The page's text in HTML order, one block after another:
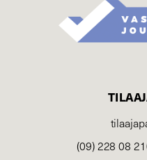
(09) 228 08